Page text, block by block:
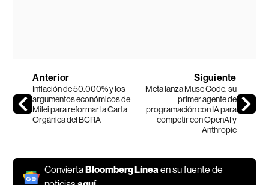
Anterior
Inflación de 50.000% y los
argumentos económicos de
Milei para reformar la Carta
Orgánica del BCRA
Siguiente
Meta lanza Muse Code, su
primer agente de
programación con IA para
competir con OpenAI y
Anthropic
ConviertaBloomberg Líneaen su fuente de